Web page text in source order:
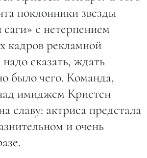
поклонники звезды
с нетерпением
кадров рекламной
сказать, ждать
было чего. Команда,
имиджем Кристен
славу: актриса предстала
и очень